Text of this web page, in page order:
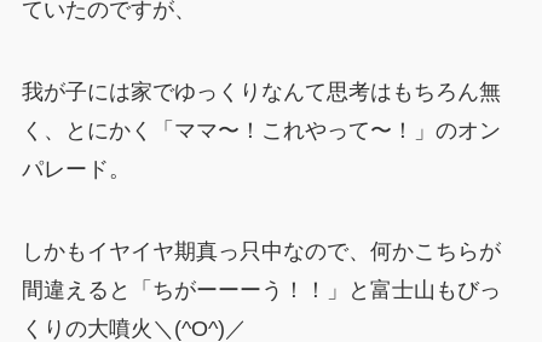
ていたのですが、
我が子には家でゆっくりなんて思考はもちろん無
く、とにかく「ママ〜！これやって〜！」のオン
パレード。
しかもイヤイヤ期真っ只中なので、何かこちらが
間違えると「ちがーーーう！！」と富士山もびっ
くりの大噴火＼(^O^)／